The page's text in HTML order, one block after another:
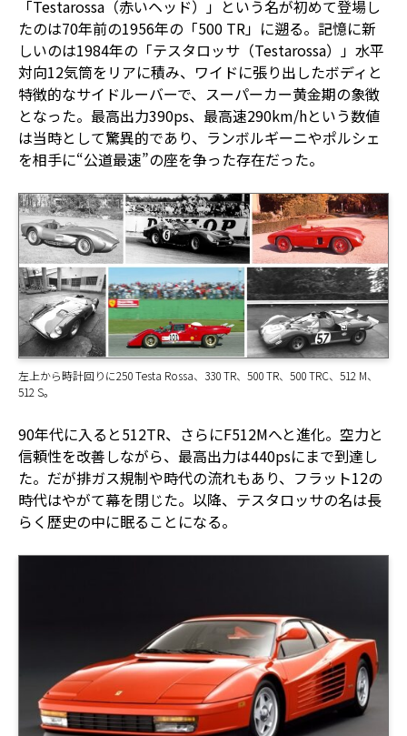
「Testarossa（赤いヘッド）」という名が初めて登場し
たのは70年前の1956年の「500 TR」に遡る。記憶に新
しいのは1984年の「テスタロッサ（Testarossa）」水平
対向12気筒をリアに積み、ワイドに張り出したボディと
特徴的なサイドルーバーで、スーパーカー黄金期の象徴
となった。最高出力390ps、最高速290km/hという数値
は当時として驚異的であり、ランボルギーニやポルシェ
を相手に“公道最速”の座を争った存在だった。
左上から時計回りに250 Testa Rossa、330 TR、500 TR、500 TRC、512 M、
512 S。
90年代に入ると512TR、さらにF512Mへと進化。空力と
信頼性を改善しながら、最高出力は440psにまで到達し
た。だが排ガス規制や時代の流れもあり、フラット12の
時代はやがて幕を閉じた。以降、テスタロッサの名は長
らく歴史の中に眠ることになる。